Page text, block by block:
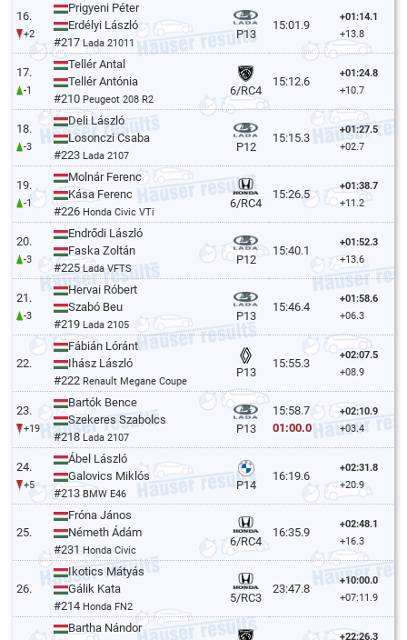
16.
+2
Prigyeni Péter
Erdélyi László
#217Lada 21011
P13
15:01.9
+01:14.1
+13.8
17.
-1
Tellér Antal
Tellér Antónia
#210 Peugeot 208 R2
6/RC4
15:12.6
+01:24.8
+10.7
18.
-3
Deli László
Losonczi Csaba
#223 Lada 2107
P12
15:15.3
+01:27.5
+02.7
19.
-1
Molnár Ferenc
Kása Ferenc
#226 Honda Civic VTi
6/RC4
15:26.5
+01:38.7
+11.2
20.
-3
Endrődi László
Faska Zoltán
#225Lada VFTS
P12
15:40.1
+01:52.3
+13.6
21.
-3
Hervai Róbert
Szabó Beu
#219 Lada 2105
P13
15:46.4
+01:58.6
+06.3
22.
Fábián Lóránt
Ihász László
#222 Renault Megane Coupe
P13
15:55.3
+02:07.5
+08.9
23.
+19
Bartók Bence
Szekeres Szabolcs
#218 Lada 2107
P13
15:58.7
01:00.0
+02:10.9
+03.4
24.
+5
Ábel László
Galovics Miklós
#213BMW E46
P14
16:19.6
+02:31.8
+20.9
25.
Fróna János
Németh Ádám
#231Honda Civic
6/RC4
16:35.9
+02:48.1
+16.3
26.
Ikotics Mátyás
Gálik Kata
#214 Honda FN2
5/RC3
23:47.8
+10:00.0
+07:11.9
Bartha Nándor
+22:26.3